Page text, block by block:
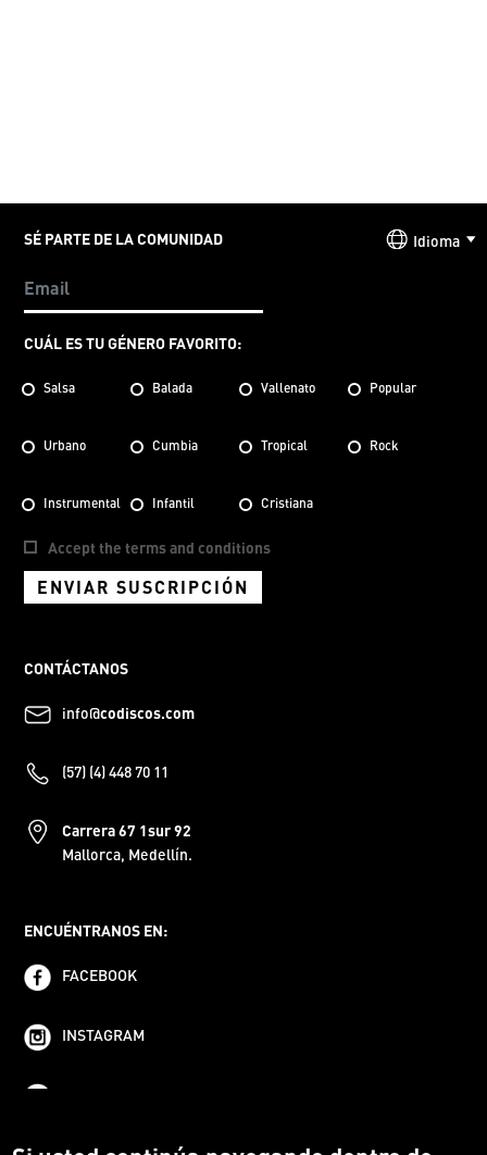
SÉ PARTE DE LA COMUNIDAD
CUÁL ES TU GÉNERO FAVORITO:
Salsa Balada Vallenato Popular
Urbano Cumbia Tropical Rock
Instrumental Infantil Cristiana
Accept the terms and conditions
ENVIAR SUSCRIPCIÓN
CONTÁCTANOS
info@codiscos.com
(57) (4) 448 70 11
Carrera 67 1sur 92
Mallorca, Medellín.
ENCUÉNTRANOS EN:
FACEBOOK
INSTAGRAM
Idioma